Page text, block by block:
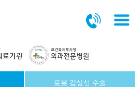
로봇 갑상선 수술